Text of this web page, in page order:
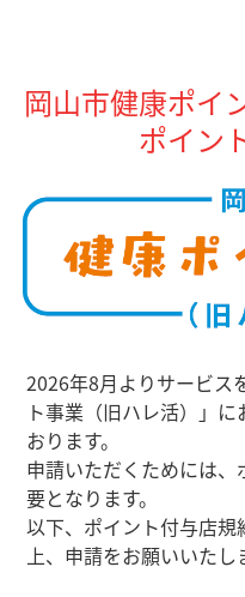
岡山市健康ポイ
ポイン
2026年8月よりサービス
ト事業（旧ハレ活）」
おります。
申請いただくためには
要となります。
以下、ポイント付与店
上、申請をお願いいたし